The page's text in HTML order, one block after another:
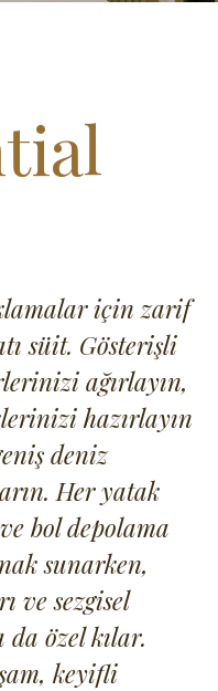
için zarif
süit. Gösterişli
ağırlayın,
hazırlayın
deniz
Her yatak
bol depolama
sunarken,
ve sezgisel
özel kılar.
keyifli